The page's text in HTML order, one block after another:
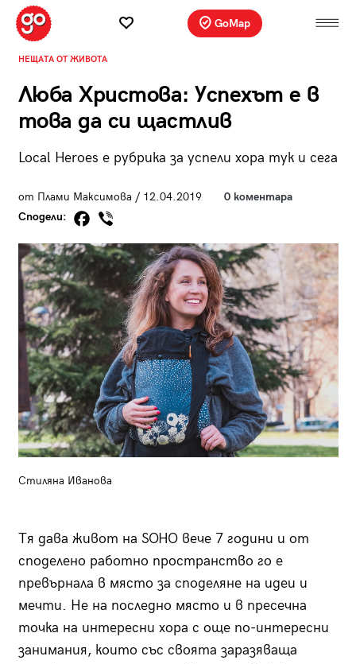
GoMap
НЕЩАТА ОТ ЖИВОТА
Люба Христова: Успехът е в
това да си щастлив
Local Heroes е рубрика за успели хора тук и сега
от Плами Максимова / 12.04.2019
0 коментара
Сподели:
Стиляна Иванова
Тя дава живот на SOHO вече 7 години и от
споделено работно пространство го е
превърнала в място за споделяне на идеи и
мечти. Не на последно място и в пресечна
точка на интересни хора с още по-интересни
занимания, които със своята заразяваща